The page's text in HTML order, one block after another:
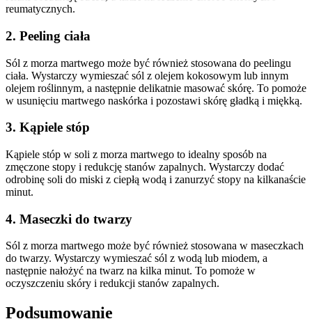
reumatycznych.
2. Peeling ciała
Sól z morza martwego może być również stosowana do peelingu
ciała. Wystarczy wymieszać sól z olejem kokosowym lub innym
olejem roślinnym, a następnie delikatnie masować skórę. To pomoże
w usunięciu martwego naskórka i pozostawi skórę gładką i miękką.
3. Kąpiele stóp
Kąpiele stóp w soli z morza martwego to idealny sposób na
zmęczone stopy i redukcję stanów zapalnych. Wystarczy dodać
odrobinę soli do miski z ciepłą wodą i zanurzyć stopy na kilkanaście
minut.
4. Maseczki do twarzy
Sól z morza martwego może być również stosowana w maseczkach
do twarzy. Wystarczy wymieszać sól z wodą lub miodem, a
następnie nałożyć na twarz na kilka minut. To pomoże w
oczyszczeniu skóry i redukcji stanów zapalnych.
Podsumowanie